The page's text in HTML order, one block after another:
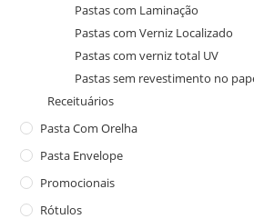
Pastas com Laminação
Pastas com Verniz Localizado
Pastas com verniz total UV
Pastas sem revestimento no
Receituários
Pasta Com Orelha
Pasta Envelope
Promocionais
Rótulos